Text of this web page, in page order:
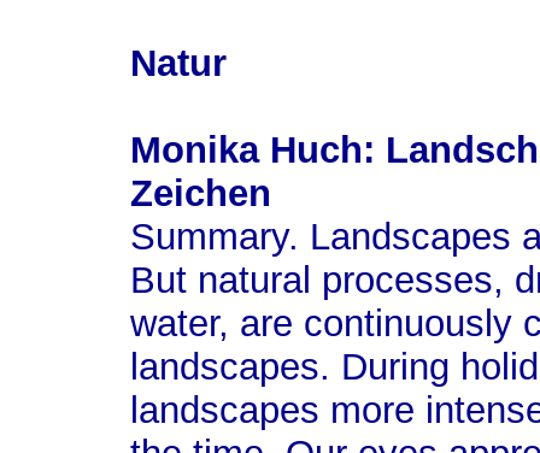
Natur
Monika Huch:
Zeichen
Summary. Landscapes
But natural processes,
water, are continuously
landscapes. During
landscapes more